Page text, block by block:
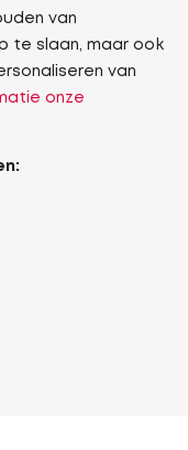
van
te slaan, maar ook
van
onze